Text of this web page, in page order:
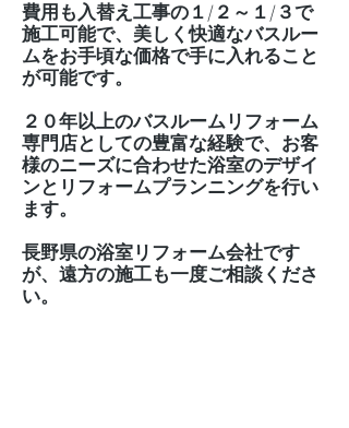
費用も入替え工事の１/２～１/３で
施工可能で、美しく快適なバスルー
ムをお手頃な価格で手に入れること
が可能です。
２０年以上のバスルームリフォーム
専門店としての豊富な経験で、お客
様のニーズに合わせた浴室のデザイ
ンとリフォームプランニングを行い
ます。
長野県の浴室リフォーム会社です
が、遠方の施工も一度ご相談くださ
い。